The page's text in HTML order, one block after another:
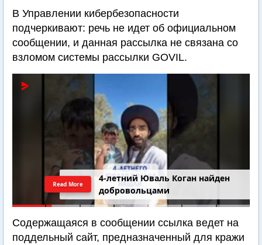
В Управлении кибербезопасности
подчеркивают: речь не идет об официальном
сообщении, и данная рассылка не связана со
взломом системы рассылки GOVIL.
4-летний Юваль Коган найден
добровольцами
Read More
Содержащаяся в сообщении ссылка ведет на
поддельный сайт, предназначенный для кражи